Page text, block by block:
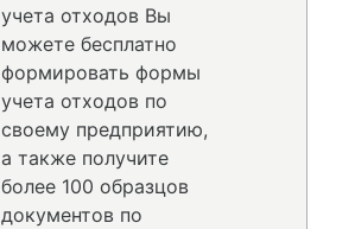
учета отходов Вы
можете бесплатно
формировать формы
учета отходов по
своему предприятию,
а также получите
более 100 образцов
документов по